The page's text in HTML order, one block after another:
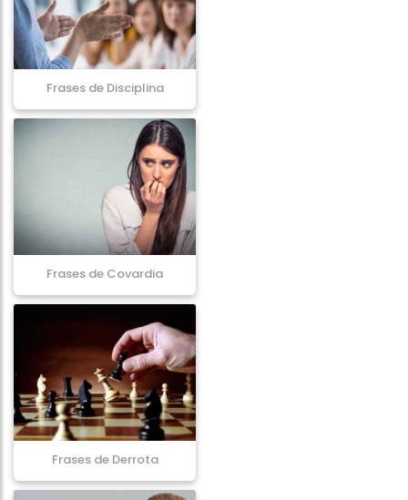
Frases de Disciplina
Frases de Covardia
Frases de Derrota